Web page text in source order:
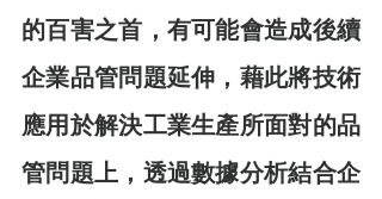
的百害之首，有可能會造成後續
企業品管問題延伸，藉此將技術
應用於解決工業生產所面對的品
管問題上，透過數據分析結合企